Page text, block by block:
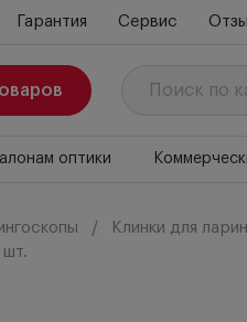
Гарантия Сервис
оптики
Клинки для
шт.